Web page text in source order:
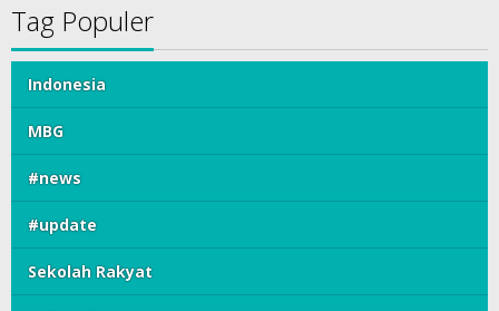
Tag Populer
Indonesia
MBG
#news
#update
Sekolah Rakyat